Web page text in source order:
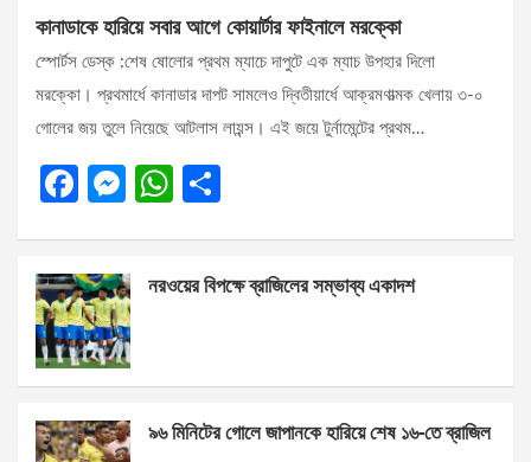
কানাডাকে হারিয়ে সবার আগে কোয়ার্টার ফাইনালে মরক্কো
স্পোর্টস ডেস্ক :শেষ ষোলোর প্রথম ম্যাচে দাপুটে এক ম্যাচ উপহার দিলো
মরক্কো। প্রথমার্ধে কানাডার দাপট সামলেও দ্বিতীয়ার্ধে আক্রমণাত্মক খেলায় ৩-০
গোলের জয় তুলে নিয়েছে আটলাস লায়ন্স। এই জয়ে টুর্নামেন্টের প্রথম…
F
b
o
o
k
M
n
g
er
W
s
p
e
নরওয়ের বিপক্ষে ব্রাজিলের সম্ভাব্য একাদশ
৯৬ মিনিটের গোলে জাপানকে হারিয়ে শেষ ১৬-তে ব্রাজিল